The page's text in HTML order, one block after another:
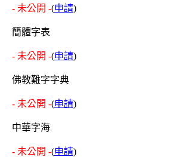
- 未公開 -(申請)
簡體字表
- 未公開 -(申請)
佛教難字字典
- 未公開 -(申請)
中華字海
- 未公開 -(申請)